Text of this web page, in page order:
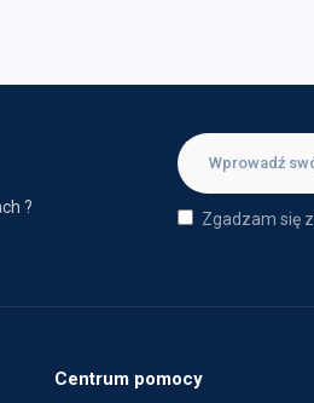
?
Zgadzam się z
Centrum pomocy